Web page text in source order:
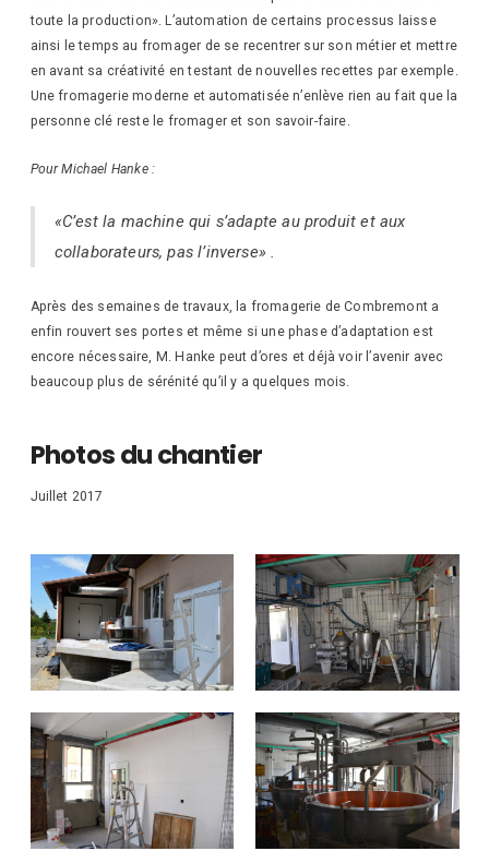
toute la production». L’automation de certains processus laisse
ainsi le temps au fromager de se recentrer sur son métier et mettre
en avant sa créativité en testant de nouvelles recettes par exemple.
Une fromagerie moderne et automatisée n’enlève rien au fait que la
personne clé reste le fromager et son savoir-faire.
Pour Michael Hanke :
«C’est la machine qui s’adapte au produit et aux
collaborateurs, pas l’inverse» .
Après des semaines de travaux, la fromagerie de Combremont a
enfin rouvert ses portes et même si une phase d’adaptation est
encore nécessaire, M. Hanke peut d’ores et déjà voir l’avenir avec
beaucoup plus de sérénité qu’il y a quelques mois.
Photos du chantier
Juillet 2017